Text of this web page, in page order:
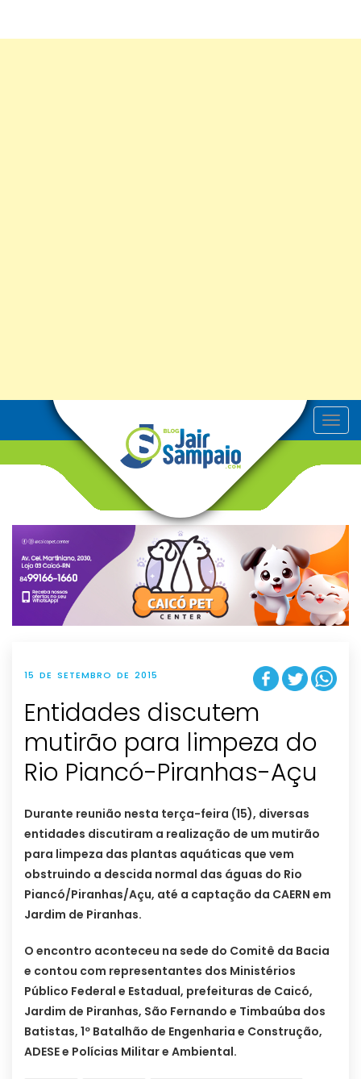
T
o
v
g
t
i
o
n
15 DE SETEMBRO DE 2015
Entidades discutem
mutirão para limpeza do
Rio Piancó-Piranhas-Açu
Durante reunião nesta terça-feira (15), diversas
entidades discutiram a realização de um mutirão
para limpeza das plantas aquáticas que vem
obstruindo a descida normal das águas do Rio
Piancó/Piranhas/Açu, até a captação da CAERN em
Jardim de Piranhas.
O encontro aconteceu na sede do Comitê da Bacia
e contou com representantes dos Ministérios
Público Federal e Estadual, prefeituras de Caicó,
Jardim de Piranhas, São Fernando e Timbaúba dos
Batistas, 1º Batalhão de Engenharia e Construção,
ADESE e Polícias Militar e Ambiental.